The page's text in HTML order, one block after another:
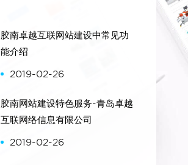
胶南卓越互联网站建设中常见功
能介绍
2019-02-26
胶南网站建设特色服务-青岛卓越
互联网络信息有限公司
2019-02-26